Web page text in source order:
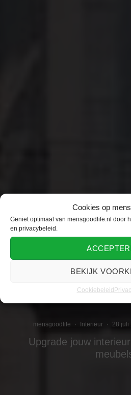
Cookies op
Geniet optimaal van mensgoodlife.nl door
en privacybeleid.
BEKIJK
Cookiebeleid
mensgoodlife · Interieur · 28 juli
Upgrade jouw